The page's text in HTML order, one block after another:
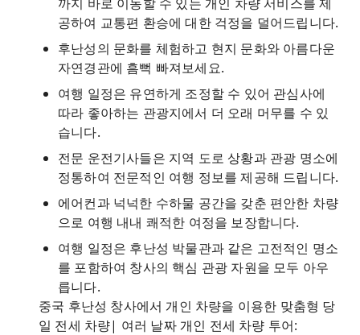
공하여 교통편 환승에 대한 걱정을 덜어드립니다.
후난성의 문화를 체험하고 현지 문화와 아름다운
자연경관에 흠뻑 빠져보세요.
여행 일정은 유연하게 조정할 수 있어 관심사에
따라 좋아하는 관광지에서 더 오래 머무를 수 있
습니다.
전문 운전기사들은 지역 도로 상황과 관광 명소에
정통하여 전문적인 여행 정보를 제공해 드립니다.
에어컨과 넉넉한 수하물 공간을 갖춘 편안한 차량
으로 여행 내내 쾌적한 여정을 보장합니다.
여행 일정은 후난성 박물관과 같은 고전적인 명소
를 포함하여 창사의 핵심 관광 자원을 모두 아우
릅니다.
중국 후난성 창사에서 개인 차량을 이용한 맞춤형 당
일 전세 차량| 여러 날짜 개인 전세 차량 투어: